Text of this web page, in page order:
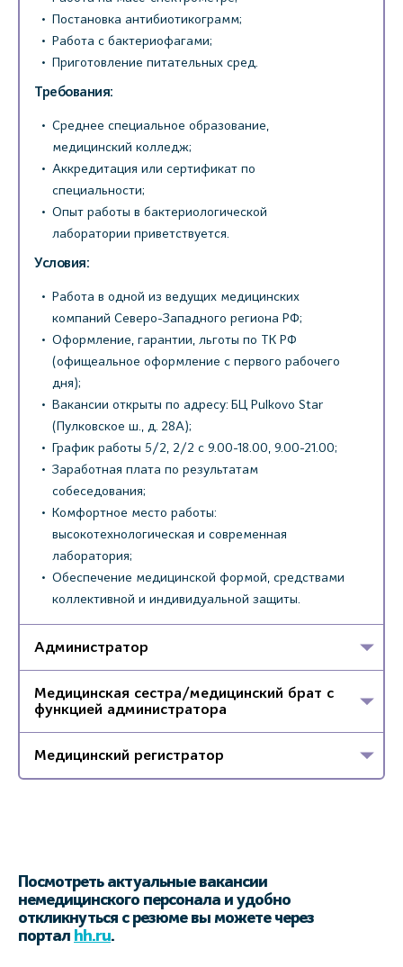
Постановка антибиотикограмм;
Работа с бактериофагами;
Приготовление питательных сред.
Требования:
Среднее специальное образование,
медицинский колледж;
Аккредитация или сертификат по
специальности;
Опыт работы в бактериологической
лаборатории приветствуется.
Условия:
Работа в одной из ведущих медицинских
компаний Северо-Западного региона РФ;
Оформление, гарантии, льготы по ТК РФ
(офищеальное оформление с первого рабочего
дня);
Вакансии открыты по адресу: БЦ Pulkovo Star
(Пулковское ш., д. 28А);
График работы 5/2, 2/2 с 9.00-18.00, 9.00-21.00;
Заработная плата по результатам
собеседования;
Комфортное место работы:
высокотехнологическая и современная
лаборатория;
Обеспечение медицинской формой, средствами
коллективной и индивидуальной защиты.
Администратор
Медицинская сестра/медицинский брат с
функцией администратора
Медицинский регистратор
Посмотреть актуальные вакансии
немедицинского персонала и удобно
откликнуться с резюме вы можете через
портал hh.ru.